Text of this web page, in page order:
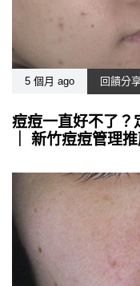
5 個月 ago 回饋分
痘痘一直好不了？
｜ 新竹痘痘管理